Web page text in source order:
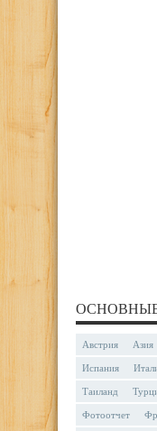
Австрия Азия
Испания
Таиланд
Фотоотчет